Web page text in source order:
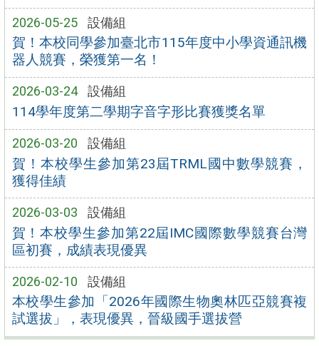
2026-05-25 設備組
賀！本校同學參加臺北市115年度中小學資通訊機
器人競賽，榮獲第一名！
2026-03-24 設備組
114學年度第二學期字音字形比賽獲獎名單
2026-03-20 設備組
賀！本校學生參加第23屆TRML國中數學競賽，
獲得佳績
2026-03-03 設備組
賀！本校學生參加第22屆IMC國際數學競賽台灣
區初賽，成績表現優異
2026-02-10 設備組
本校學生參加「2026年國際生物奧林匹亞競賽複
試選拔」，表現優異，晉級國手選拔營